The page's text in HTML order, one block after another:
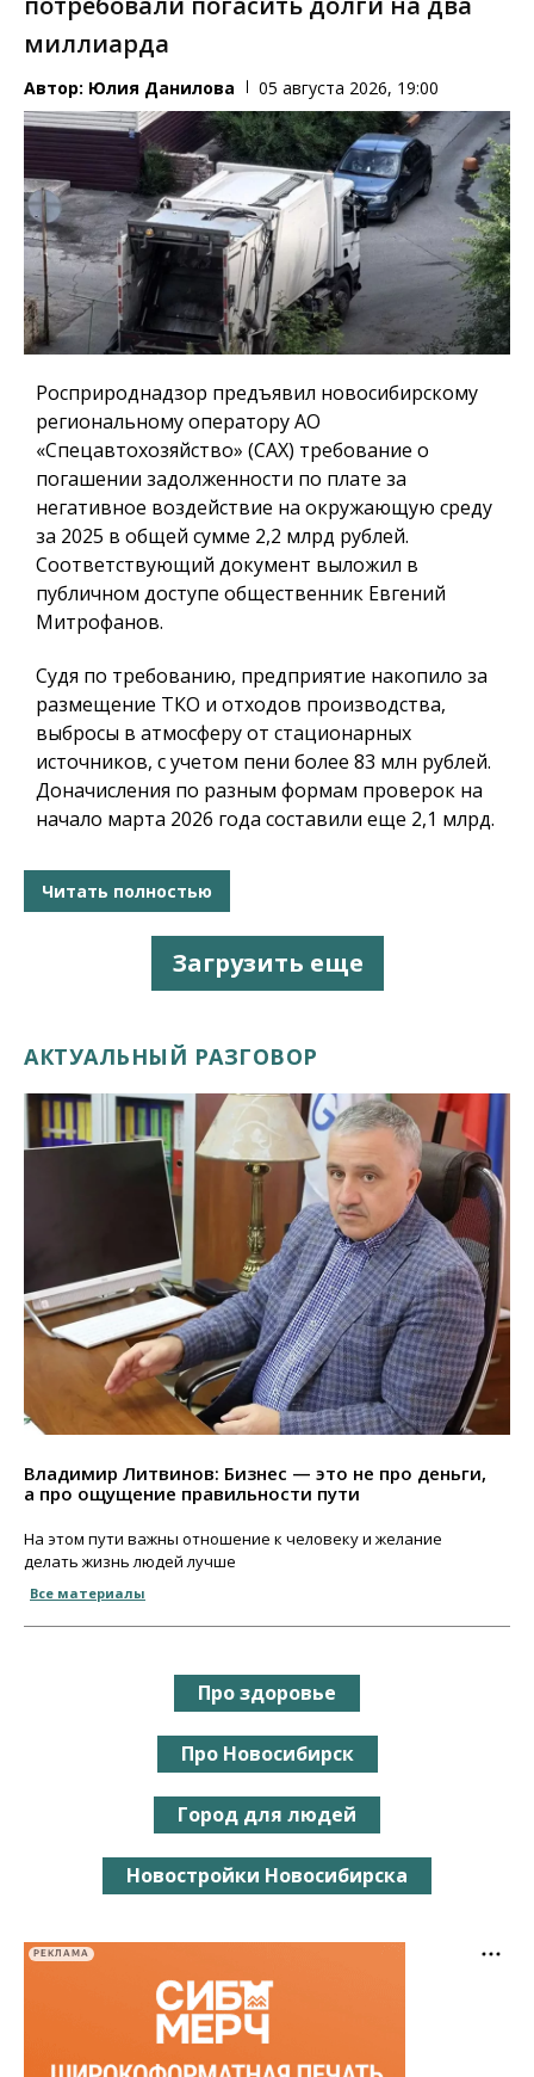
миллиарда
Автор: Юлия Данилова 05 августа 2026, 19:00
Росприроднадзор предъявил новосибирскому
региональному оператору АО
«Спецавтохозяйство» (САХ) требование о
погашении задолженности по плате за
негативное воздействие на окружающую среду
за 2025 в общей сумме 2,2 млрд рублей.
Соответствующий документ выложил в
публичном доступе общественник Евгений
Митрофанов.
Судя по требованию, предприятие накопило за
размещение ТКО и отходов производства,
выбросы в атмосферу от стационарных
источников, с учетом пени более 83 млн рублей.
Доначисления по разным формам проверок на
начало марта 2026 года составили еще 2,1 млрд.
Читать полностью
Загрузить еще
АКТУАЛЬНЫЙ РАЗГОВОР
Владимир Литвинов: Бизнес — это не про деньги,
а про ощущение правильности пути
На этом пути важны отношение к человеку и желание
делать жизнь людей лучше
Все материалы
Про здоровье
Про Новосибирск
Город для людей
Новостройки Новосибирска
РЕКЛАМА